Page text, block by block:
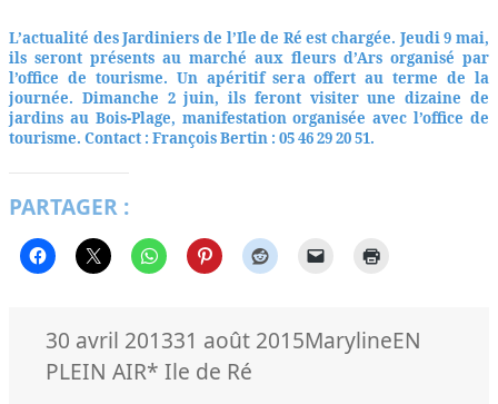
L’actualité des Jardiniers de l’Ile de Ré est chargée. Jeudi 9 mai,
ils seront présents au marché aux fleurs d’Ars organisé par
l’office de tourisme. Un apéritif sera offert au terme de la
journée. Dimanche 2 juin, ils feront visiter une dizaine de
jardins au Bois-Plage, manifestation organisée avec l’office de
tourisme. Contact : François Bertin : 05 46 29 20 51.
PARTAGER :
Publié
le
30 avril 201331 août 2015Auteur
MarylineEN
PLEIN AIRMots-
* Ile de Ré